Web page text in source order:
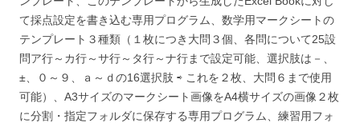
て採点設定を書き込む専用プログラム、数学用マークシートの
テンプレート３種類（１枚につき大問３個、各問について25設
問ア行～カ行～サ行～タ行～ナ行まで設定可能、選択肢は－、
±、０～９、ａ～ｄの16選択肢 ⇨ これを２枚、大問６まで使用
可能）、A3サイズのマークシート画像をA4横サイズの画像２枚
に分割・指定フォルダに保存する専用プログラム、練習用フォ